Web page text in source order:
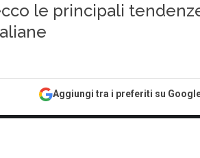
le principali
Aggiungi tra i preferiti su